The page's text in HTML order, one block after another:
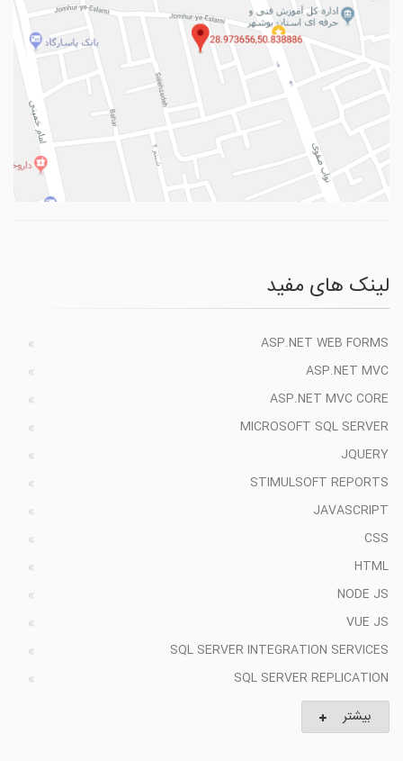
لینک های مفید
ASP.NET WEB FORMS
ASP.NET MVC
ASP.NET MVC CORE
MICROSOFT SQL SERVER
JQUERY
STIMULSOFT REPORTS
JAVASCRIPT
CSS
HTML
NODE JS
VUE JS
SQL SERVER INTEGRATION SERVICES
SQL SERVER REPLICATION
بیشتر